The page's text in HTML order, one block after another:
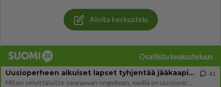
Aloita keskustelu
Osallistu keskusteluun
Uusioperheen aikuiset lapset tyhjentää jääkaapin käydessään
Miten selvittäisitte seuraavan ongelman, meillä on uusioperhe, minulla teini-ikäiset lapset ja puolisolla aikuiset, jotk
41